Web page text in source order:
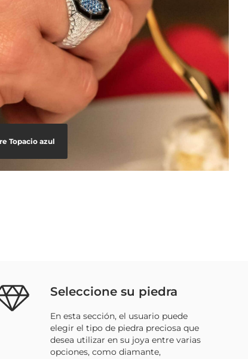
Topacio azul
Seleccione su piedra
En esta sección, el usuario puede
elegir el tipo de piedra preciosa que
desea utilizar en su joya entre varias
opciones, como diamante,